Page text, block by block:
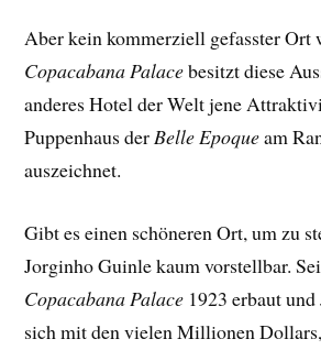
Aber kein kommerziell gefasster Ort
Copacabana Palacebesitzt diese
anderes Hotel der Welt jene
Puppenhaus derBelle Epoqueam
auszeichnet.
Gibt es einen schöneren Ort, um zu
Jorginho Guinle kaum vorstellbar.
Copacabana Palace 1923 erbaut
sich mit den vielen Millionen